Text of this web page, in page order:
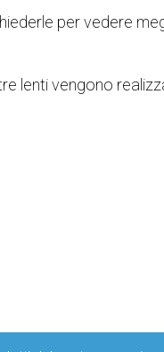
per vedere
lenti vengono